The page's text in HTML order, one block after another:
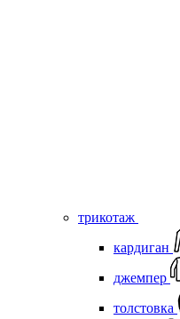
трикотаж
кардиган
джемпер
толстовка